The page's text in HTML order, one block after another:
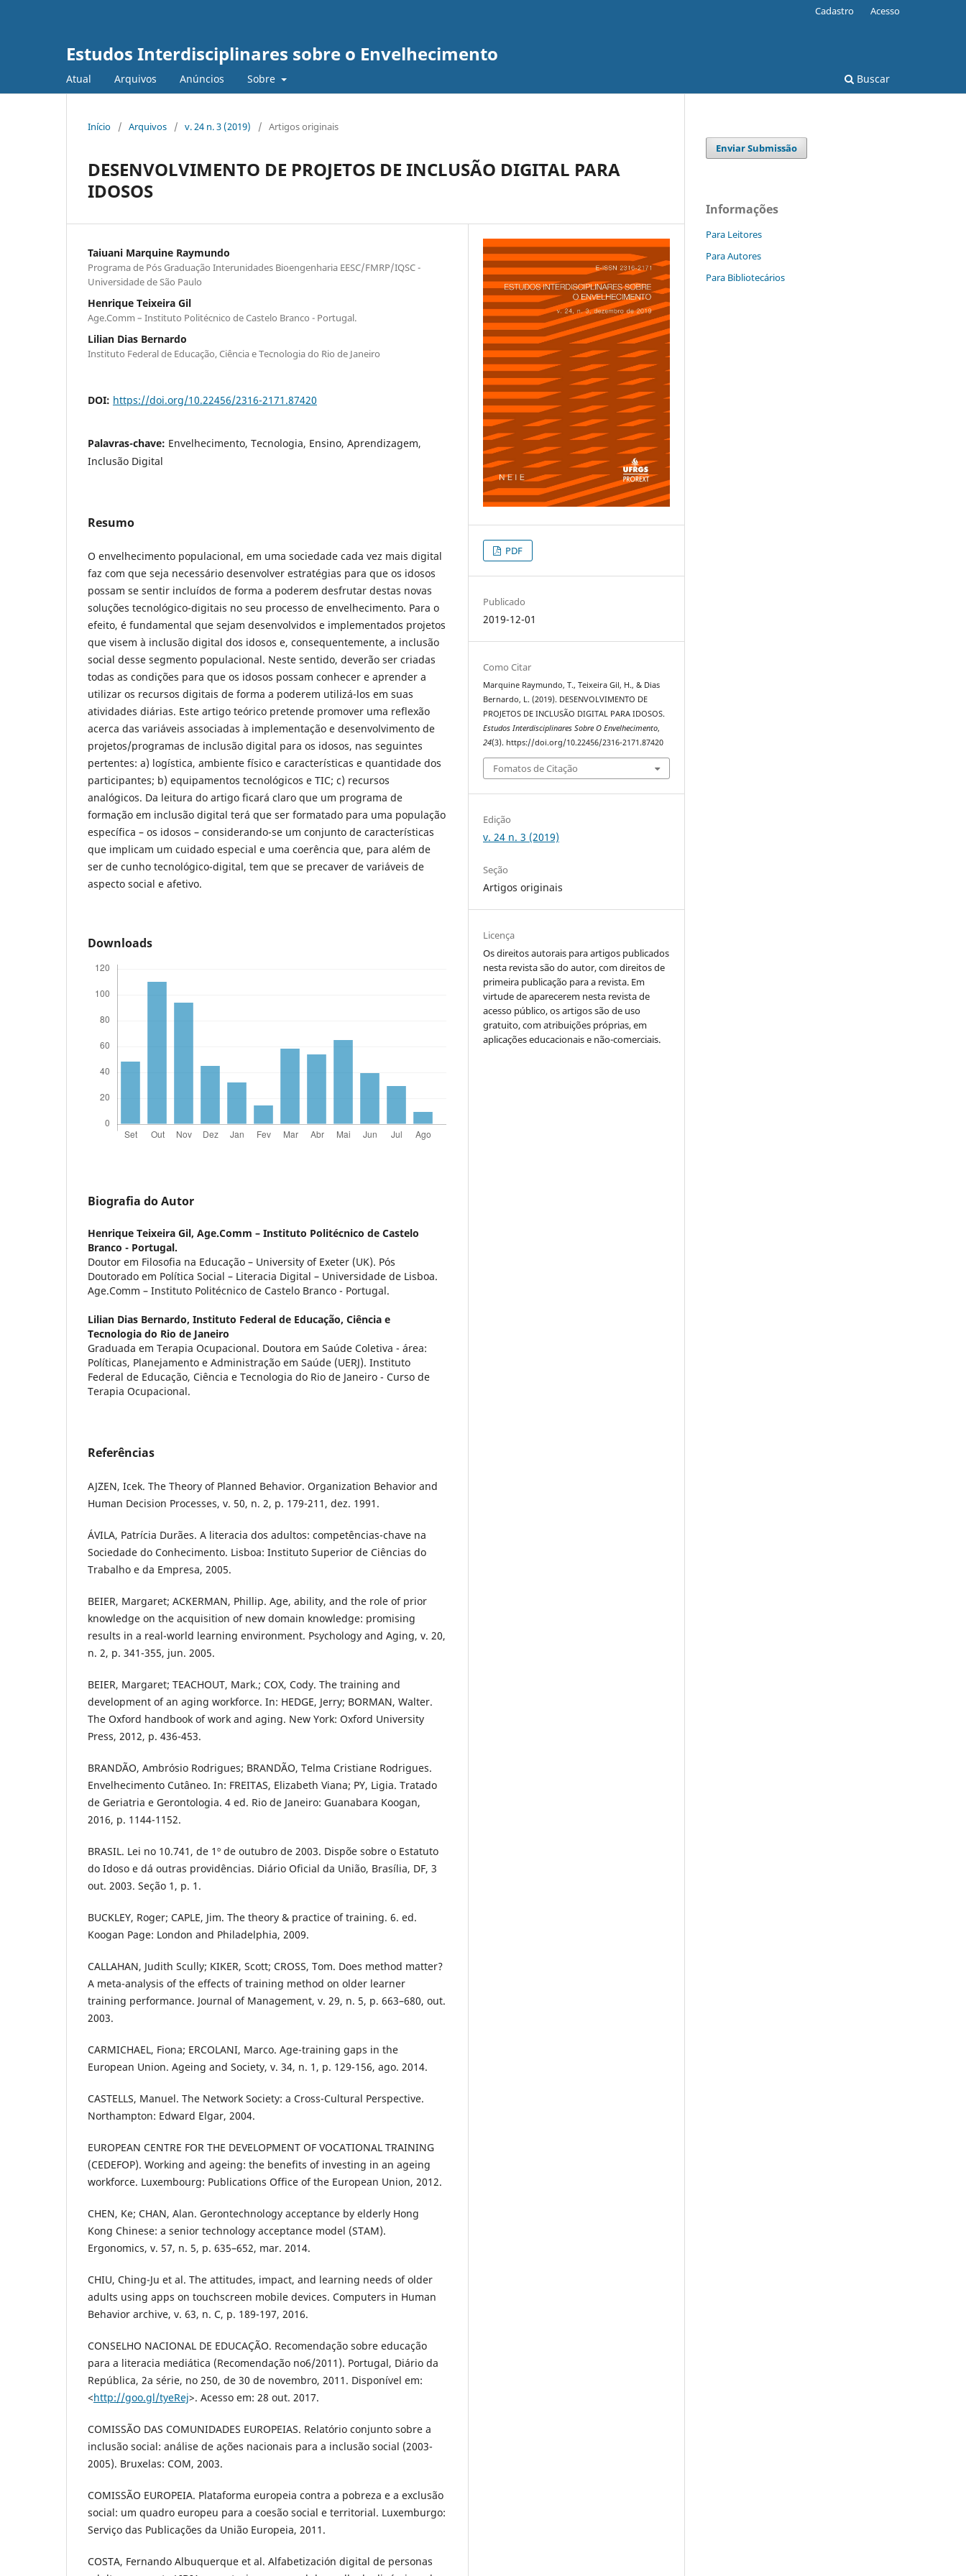
Estudos Interdisciplinares sobre o Envelhecimento
Atual Arquivos Anúncios Sobre Buscar
Cadastro Acesso
Início / Arquivos / v. 24 n. 3 (2019) / Artigos originais
DESENVOLVIMENTO DE PROJETOS DE INCLUSÃO DIGITAL PARA
IDOSOS
Taiuani Marquine Raymundo
Programa de Pós Graduação Interunidades Bioengenharia EESC/FMRP/IQSC -
Universidade de São Paulo
Henrique Teixeira Gil
Age.Comm – Instituto Politécnico de Castelo Branco - Portugal.
Lilian Dias Bernardo
Instituto Federal de Educação, Ciência e Tecnologia do Rio de Janeiro
DOI: https://doi.org/10.22456/2316-2171.87420
Palavras-chave: Envelhecimento, Tecnologia, Ensino, Aprendizagem,
Inclusão Digital
Resumo
O envelhecimento populacional, em uma sociedade cada vez mais digital
faz com que seja necessário desenvolver estratégias para que os idosos
possam se sentir incluídos de forma a poderem desfrutar destas novas
soluções tecnológico-digitais no seu processo de envelhecimento. Para o
efeito, é fundamental que sejam desenvolvidos e implementados projetos
que visem à inclusão digital dos idosos e, consequentemente, a inclusão
social desse segmento populacional. Neste sentido, deverão ser criadas
todas as condições para que os idosos possam conhecer e aprender a
utilizar os recursos digitais de forma a poderem utilizá-los em suas
atividades diárias. Este artigo teórico pretende promover uma reflexão
acerca das variáveis associadas à implementação e desenvolvimento de
projetos/programas de inclusão digital para os idosos, nas seguintes
pertentes: a) logística, ambiente físico e características e quantidade dos
participantes; b) equipamentos tecnológicos e TIC; c) recursos
analógicos. Da leitura do artigo ficará claro que um programa de
formação em inclusão digital terá que ser formatado para uma população
específica – os idosos – considerando-se um conjunto de características
que implicam um cuidado especial e uma coerência que, para além de
ser de cunho tecnológico-digital, tem que se precaver de variáveis de
aspecto social e afetivo.
Downloads
Biografia do Autor
Henrique Teixeira Gil, Age.Comm – Instituto Politécnico de Castelo
Branco - Portugal.
Doutor em Filosofia na Educação – University of Exeter (UK). Pós
Doutorado em Política Social – Literacia Digital – Universidade de Lisboa.
Age.Comm – Instituto Politécnico de Castelo Branco - Portugal.
Lilian Dias Bernardo, Instituto Federal de Educação, Ciência e
Tecnologia do Rio de Janeiro
Graduada em Terapia Ocupacional. Doutora em Saúde Coletiva - área:
Políticas, Planejamento e Administração em Saúde (UERJ). Instituto
Federal de Educação, Ciência e Tecnologia do Rio de Janeiro - Curso de
Terapia Ocupacional.
Referências
AJZEN, Icek. The Theory of Planned Behavior. Organization Behavior and
Human Decision Processes, v. 50, n. 2, p. 179-211, dez. 1991.
ÁVILA, Patrícia Durães. A literacia dos adultos: competências-chave na
Sociedade do Conhecimento. Lisboa: Instituto Superior de Ciências do
Trabalho e da Empresa, 2005.
BEIER, Margaret; ACKERMAN, Phillip. Age, ability, and the role of prior
knowledge on the acquisition of new domain knowledge: promising
results in a real-world learning environment. Psychology and Aging, v. 20,
n. 2, p. 341-355, jun. 2005.
BEIER, Margaret; TEACHOUT, Mark.; COX, Cody. The training and
development of an aging workforce. In: HEDGE, Jerry; BORMAN, Walter.
The Oxford handbook of work and aging. New York: Oxford University
Press, 2012, p. 436-453.
BRANDÃO, Ambrósio Rodrigues; BRANDÃO, Telma Cristiane Rodrigues.
Envelhecimento Cutâneo. In: FREITAS, Elizabeth Viana; PY, Ligia. Tratado
de Geriatria e Gerontologia. 4 ed. Rio de Janeiro: Guanabara Koogan,
2016, p. 1144-1152.
BRASIL. Lei no 10.741, de 1º de outubro de 2003. Dispõe sobre o Estatuto
do Idoso e dá outras providências. Diário Oficial da União, Brasília, DF, 3
out. 2003. Seção 1, p. 1.
BUCKLEY, Roger; CAPLE, Jim. The theory & practice of training. 6. ed.
Koogan Page: London and Philadelphia, 2009.
CALLAHAN, Judith Scully; KIKER, Scott; CROSS, Tom. Does method matter?
A meta-analysis of the effects of training method on older learner
training performance. Journal of Management, v. 29, n. 5, p. 663–680, out.
2003.
CARMICHAEL, Fiona; ERCOLANI, Marco. Age-training gaps in the
European Union. Ageing and Society, v. 34, n. 1, p. 129-156, ago. 2014.
CASTELLS, Manuel. The Network Society: a Cross-Cultural Perspective.
Northampton: Edward Elgar, 2004.
EUROPEAN CENTRE FOR THE DEVELOPMENT OF VOCATIONAL TRAINING
(CEDEFOP). Working and ageing: the benefits of investing in an ageing
workforce. Luxembourg: Publications Office of the European Union, 2012.
CHEN, Ke; CHAN, Alan. Gerontechnology acceptance by elderly Hong
Kong Chinese: a senior technology acceptance model (STAM).
Ergonomics, v. 57, n. 5, p. 635–652, mar. 2014.
CHIU, Ching-Ju et al. The attitudes, impact, and learning needs of older
adults using apps on touchscreen mobile devices. Computers in Human
Behavior archive, v. 63, n. C, p. 189-197, 2016.
CONSELHO NACIONAL DE EDUCAÇÃO. Recomendação sobre educação
para a literacia mediática (Recomendação no6/2011). Portugal, Diário da
República, 2a série, no 250, de 30 de novembro, 2011. Disponível em:
<http://goo.gl/tyeRej>. Acesso em: 28 out. 2017.
COMISSÃO DAS COMUNIDADES EUROPEIAS. Relatório conjunto sobre a
inclusão social: análise de ações nacionais para a inclusão social (2003-
2005). Bruxelas: COM, 2003.
COMISSÃO EUROPEIA. Plataforma europeia contra a pobreza e a exclusão
social: um quadro europeu para a coesão social e territorial. Luxemburgo:
Serviço das Publicações da União Europeia, 2011.
COSTA, Fernando Albuquerque et al. Alfabetización digital de personas
PDF
Publicado
2019-12-01
Como Citar
Marquine Raymundo, T., Teixeira Gil, H., & Dias
Bernardo, L. (2019). DESENVOLVIMENTO DE
PROJETOS DE INCLUSÃO DIGITAL PARA IDOSOS.
Estudos Interdisciplinares Sobre O Envelhecimento,
24(3). https://doi.org/10.22456/2316-2171.87420
Fomatos de Citação
Edição
v. 24 n. 3 (2019)
Seção
Artigos originais
Licença
Os direitos autorais para artigos publicados
nesta revista são do autor, com direitos de
primeira publicação para a revista. Em
virtude de aparecerem nesta revista de
acesso público, os artigos são de uso
gratuito, com atribuições próprias, em
aplicações educacionais e não-comerciais.
Enviar Submissão
Informações
Para Leitores
Para Autores
Para Bibliotecários